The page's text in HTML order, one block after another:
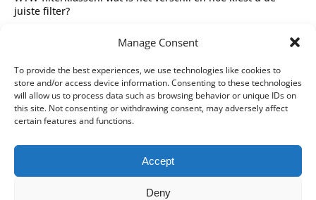
Manage Consent
To provide the best experiences, we use technologies like cookies to
store and/or access device information. Consenting to these technologies
will allow us to process data such as browsing behavior or unique IDs on
this site. Not consenting or withdrawing consent, may adversely affect
certain features and functions.
Accept
Deny
juiste filter?
Complete gids voor WTW-filtertypes en het kiezen van de
Wettelijk
Algemene voorwaarden
Privacybeleid
Leveringspartners
Betaalmethoden